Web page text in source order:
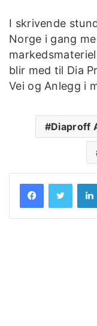
I skrivende
Norge i gang
blir med til Dia
Vei og Anlegg i
Diaproff